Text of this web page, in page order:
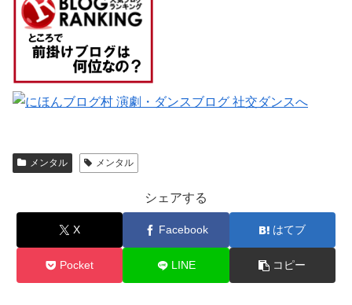
メンタル メンタル
シェアする
X Facebook はてブ
Pocket LINE コピー